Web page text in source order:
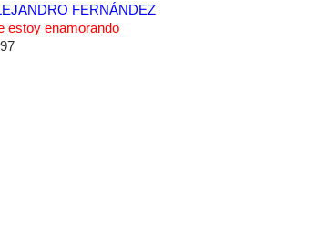
FERNÁNDEZ
estoy enamorando